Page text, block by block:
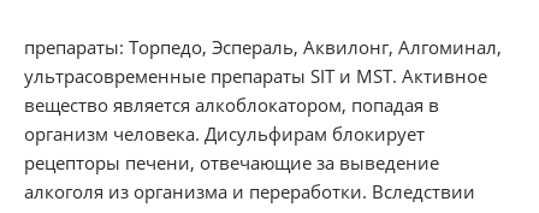
препараты: Торпедо, Эспераль, Аквилонг, Алгоминал,
ультрасовременные препараты SIT и MST. Активное
вещество является алкоблокатором, попадая в
организм человека. Дисульфирам блокирует
рецепторы печени, отвечающие за выведение
алкоголя из организма и переработки. Вследствии